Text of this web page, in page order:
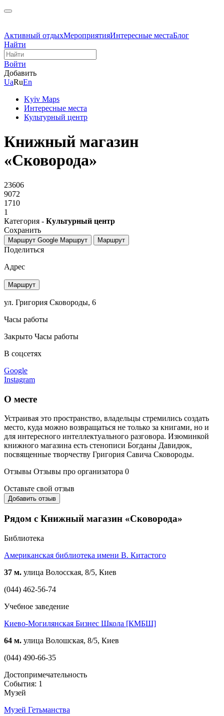
Активный отдыхМероприятияИнтересные местаБлог
Найти
Войти
Добавить
UaRuEn
Kyiv Maps
Интересные места
Культурный центр
Книжный магазин
«Сковорода»
23606
9072
1710
1
Категория - Культурный центр
Сохранить
Маршрут Google Маршрут Маршрут
Поделиться
Адрес
Маршрут
ул. Григория Сковороды, 6
Часы работы
Закрыто Часы работы
В соцсетях
Google
Instagram
О месте
Устраивая это пространство, владельцы стремились создать
место, куда можно возвращаться не только за книгами, но и
для интересного интеллектуального разговора. Изюминкой
книжного магазина есть стенописи Богданы Давидюк,
посвященные творчеству Григория Савича Сковороды.
Отзывы Отзывы про организатора 0
Оставьте свой отзыв
Добавить отзыв
Рядом с Книжный магазин «Сковорода»
Библиотека
Американская библиотека имени В. Китастого
37 м. улица Волосская, 8/5, Киев
(044) 462-56-74
Учебное заведение
Киево-Могилянская Бизнес Школа [КМБШ]
64 м. улица Волошская, 8/5, Киев
(044) 490-66-35
Достопримечательность
События: 1
Музей
Музей Гетьманства